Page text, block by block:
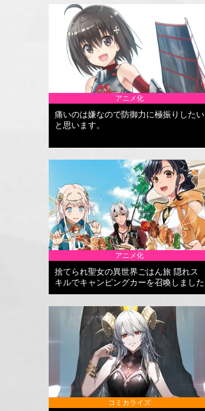
アニメ化
痛いのは嫌なので防御力に極振りしたい
と思います。
アニメ化
捨てられ聖女の異世界ごはん旅 隠れス
キルでキャンピングカーを召喚しました
コミカライズ